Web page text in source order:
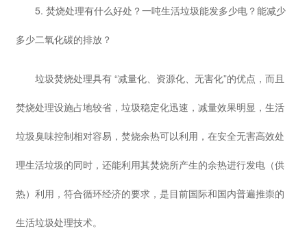
5. 焚烧处理有什么好处？一吨生活垃圾能发多少电？能减少
多少二氧化碳的排放？
垃圾焚烧处理具有 “减量化、资源化、无害化”的优点，而且
焚烧处理设施占地较省，垃圾稳定化迅速，减量效果明显，生活
垃圾臭味控制相对容易，焚烧余热可以利用，在安全无害高效处
理生活垃圾的同时，还能利用其焚烧所产生的余热进行发电（供
热）利用，符合循环经济的要求，是目前国际和国内普遍推崇的
生活垃圾处理技术。